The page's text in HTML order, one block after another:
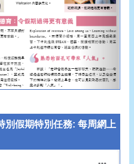
別假期特別任務: 每周網上